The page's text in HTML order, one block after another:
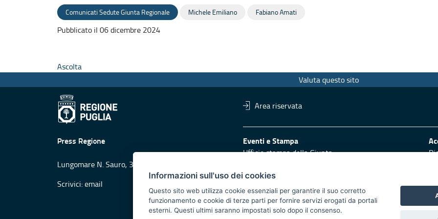
Comunicati Sedute Giunta Regionale Michele Emiliano Fabiano Amati
Pubblicato il 06 dicembre 2024
Ascolta
Valuta questo sito
Area riservata
Press Regione
Lungomare N. Sauro, 33 - 70121 Bari
Scrivici:email
Eventi e Stampa
Ufficio stampa della Giunta
Logo e identità regionale
Redazione
Responsabili di pubblicazione
Informazioni sull'uso dei cookies
Questo sito web utilizza cookie essenziali per garantire il suo corretto
funzionamento e cookie di terze parti per fornire servizi erogati da portali
esterni. Questi ultimi saranno impostati solo dopo il consenso.